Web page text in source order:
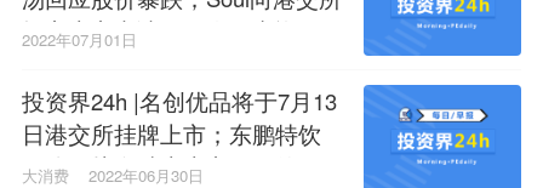
提交上市申请；贝泰妮出资1亿
2022年07月01日
投资界24h |名创优品将于7月13
日港交所挂牌上市；东鹏特饮
母公司拟在瑞士上市；辰德资
大消费 2022年06月30日